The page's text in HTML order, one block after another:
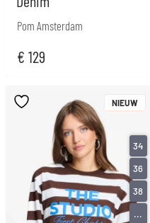
Pom Amsterdam
€ 129
NIEUW
34
36
38
...